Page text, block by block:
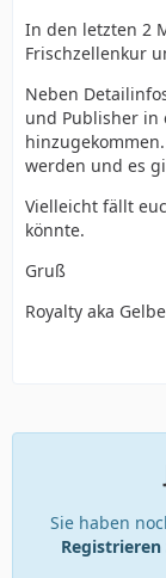
In den letzten 2
Frischzellenkur
Neben
und Publisher in
werden und es
Vielleicht fällt
könnte.
Gruß
Royalty aka
Sie haben